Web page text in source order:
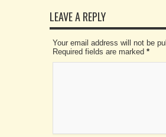
LEAVE A REPLY
Your email address will not be
Required fields are marked *